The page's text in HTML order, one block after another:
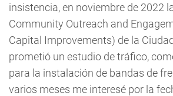
insistencia, en noviembre de 2022
Community Outreach and
Capital Improvements) de la
prometió un estudio de tráfico,
para la instalación de bandas de
varios meses me interesé por la